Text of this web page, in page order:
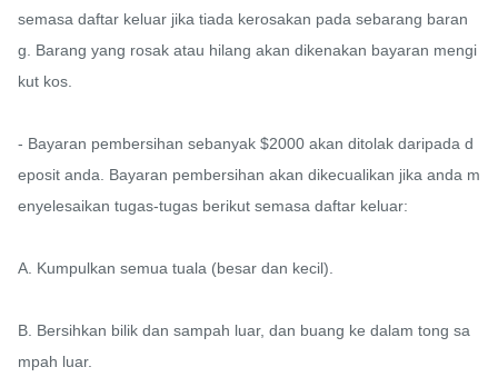
semasa daftar keluar jika tiada kerosakan pada sebarang baran
g. Barang yang rosak atau hilang akan dikenakan bayaran mengi
kut kos.
- Bayaran pembersihan sebanyak $2000 akan ditolak daripada d
eposit anda. Bayaran pembersihan akan dikecualikan jika anda m
enyelesaikan tugas-tugas berikut semasa daftar keluar:
A. Kumpulkan semua tuala (besar dan kecil).
B. Bersihkan bilik dan sampah luar, dan buang ke dalam tong sa
mpah luar.